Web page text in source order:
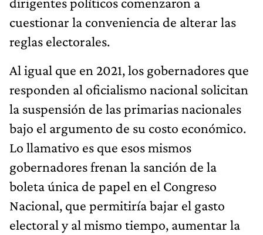
cuestionar la conveniencia de alterar las
reglas electorales.
Al igual que en 2021, los gobernadores que
responden al oficialismo nacional solicitan
la suspensión de las primarias nacionales
bajo el argumento de su costo económico.
Lo llamativo es que esos mismos
gobernadores frenan la sanción de la
boleta única de papel en el Congreso
Nacional, que permitiría bajar el gasto
electoral y al mismo tiempo, aumentar la